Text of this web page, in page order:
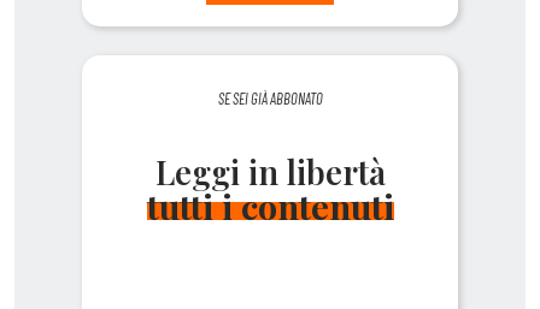
SE SEI GIÀ ABBONATO
Leggi in libertà
tutti i contenuti